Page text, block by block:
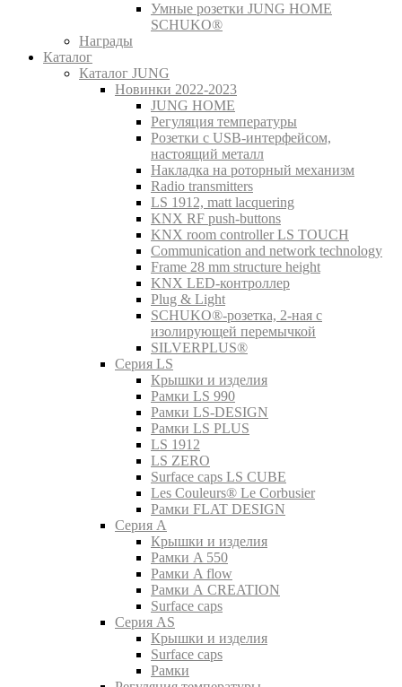
Умные розетки JUNG HOME
SCHUKO®
Награды
Каталог
Каталог JUNG
Новинки 2022-2023
JUNG HOME
Регуляция температуры
Розетки с USB-интерфейсом,
настоящий металл
Накладка на роторный механизм
Radio transmitters
LS 1912, matt lacquering
KNX RF push-buttons
KNX room controller LS TOUCH
Communication and network technology
Frame 28 mm structure height
KNX LED-контроллер
Plug & Light
SCHUKO®-розетка, 2-ная с
изолирующей перемычкой
SILVERPLUS®
Серия LS
Крышки и изделия
Рамки LS 990
Рамки LS-DESIGN
Рамки LS PLUS
LS 1912
LS ZERO
Surface caps LS CUBE
Les Couleurs® Le Corbusier
Рамки FLAT DESIGN
Серия A
Крышки и изделия
Рамки A 550
Рамки A flow
Рамки A CREATION
Surface caps
Серия AS
Крышки и изделия
Surface caps
Рамки